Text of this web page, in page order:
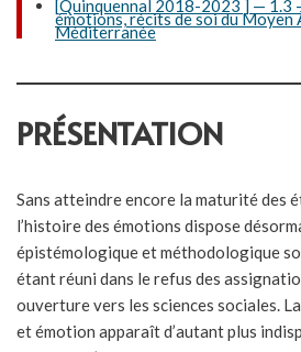
[Quinquennal 2018-2023 ] — 1.3
émotions, récits de soi du Moyen
Méditerranée
PRÉSENTATION
Sans atteindre encore la maturité des
l’histoire des émotions dispose
épistémologique et méthodologique
étant réuni dans le refus des
ouverture vers les sciences sociales.
et émotion apparaît d’autant plus